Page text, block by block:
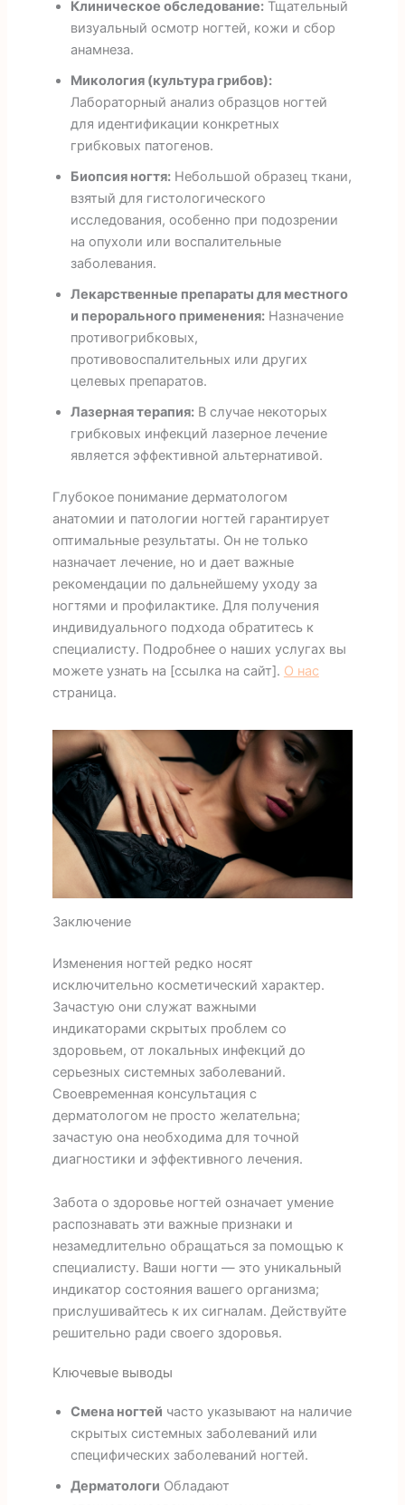
Клиническое обследование:Тщательный
визуальный осмотр ногтей, кожи и сбор
анамнеза.
Микология (культура грибов):
Лабораторный анализ образцов ногтей
для идентификации конкретных
грибковых патогенов.
Биопсия ногтя:Небольшой образец ткани,
взятый для гистологического
исследования, особенно при подозрении
на опухоли или воспалительные
заболевания.
Лекарственные препараты для местного
и перорального применения:Назначение
противогрибковых,
противовоспалительных или других
целевых препаратов.
Лазерная терапия:В случае некоторых
грибковых инфекций лазерное лечение
является эффективной альтернативой.
Глубокое понимание дерматологом
анатомии и патологии ногтей гарантирует
оптимальные результаты. Он не только
назначает лечение, но и дает важные
рекомендации по дальнейшему уходу за
ногтями и профилактике. Для получения
индивидуального подхода обратитесь к
специалисту. Подробнее о наших услугах вы
можете узнать на [ссылка на сайт]. О нас
страница.
Заключение
Изменения ногтей редко носят
исключительно косметический характер.
Зачастую они служат важными
индикаторами скрытых проблем со
здоровьем, от локальных инфекций до
серьезных системных заболеваний.
Своевременная консультация с
дерматологом не просто желательна;
зачастую она необходима для точной
диагностики и эффективного лечения.
Забота о здоровье ногтей означает умение
распознавать эти важные признаки и
незамедлительно обращаться за помощью к
специалисту. Ваши ногти — это уникальный
индикатор состояния вашего организма;
прислушивайтесь к их сигналам. Действуйте
решительно ради своего здоровья.
Ключевые выводы
Смена ногтей часто указывают на наличие
скрытых системных заболеваний или
специфических заболеваний ногтей.
Дерматологи Обладают